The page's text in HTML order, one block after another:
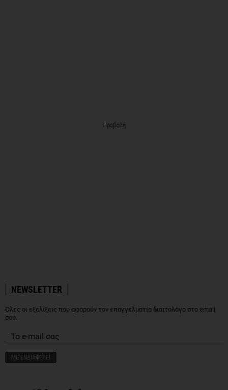
Προβολή
NEWSLETTER
Όλες οι εξελίξεις που αφορούν τον επαγγελματία διαιτολόγο στο email
σου.